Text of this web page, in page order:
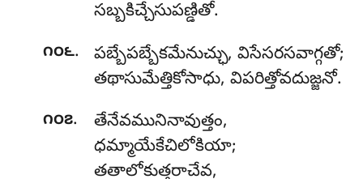
సబ్బకిచ్చేసుపణ్డితో.
౧౦౬.
పబ్బేపబ్బేకమేనుచ్ఛు, విసేసరసవాగ్గతో;
తథాసుమేత్తికోసాధు, విపరిత్తోవదుజ్జనో.
౧౦౭. తేనేవమునినావుత్తం,
ధమ్మాయేకేచిలోకియా;
తతాలోకుత్తరాచేవ,